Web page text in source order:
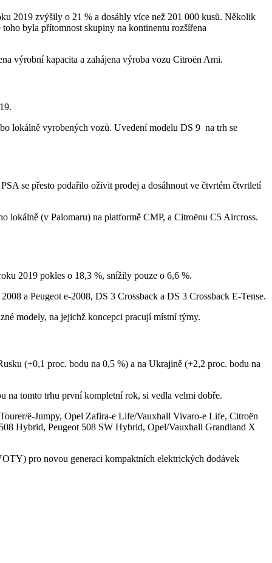
2019 zvýšily o 21 % a dosáhly více než 201 000 kusů. Několik
byla přítomnost skupiny na kontinentu rozšířena
výrobní kapacita a zahájena výroba vozu Citroën Ami.
lokálně vyrobených vozů. Uvedení modelu DS 9 na trh se
se přesto podařilo oživit prodej a dosáhnout ve čtvrtém čtvrtletí
lokálně (v Palomaru) na platformě CMP, a Citroënu C5 Aircross.
2019 pokles o 18,3 %, snížily pouze o 6,6 %.
a Peugeot e-2008, DS 3 Crossback a DS 3 Crossback E-Tense.
modely, na jejichž koncepci pracují místní týmy.
(+0,1 proc. bodu na 0,5 %) a na Ukrajině (+2,2 proc. bodu na
na tomto trhu první kompletní rok, si vedla velmi dobře.
ë-Jumpy, Opel Zafira-e Life/Vauxhall Vivaro-e Life, Citroën
Hybrid, Peugeot 508 SW Hybrid, Opel/Vauxhall Grandland X
pro novou generaci kompaktních elektrických dodávek